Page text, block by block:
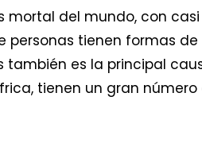
mortal del mundo, con casi
personas tienen formas de
es la principal
tienen un gran